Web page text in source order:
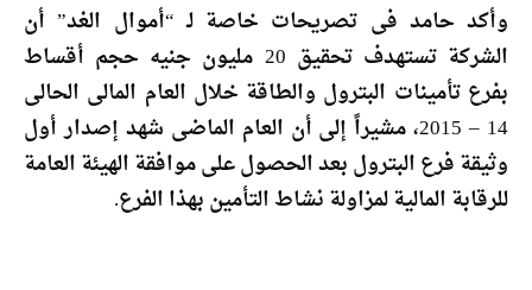
وأكد حامد فى تصريحات خاصة لـ “أموال الغد” أن
الشركة تستهدف تحقيق 20 مليون جنيه حجم أقساط
بفرع تأمينات البترول والطاقة خلال العام المالى الحالى
14 – 2015، مشيراً إلى أن العام الماضى شهد إصدار أول
وثيقة فرع البترول بعد الحصول على موافقة الهيئة العامة
للرقابة المالية لمزاولة نشاط التأمين بهذا الفرع.